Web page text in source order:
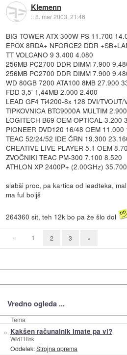
Klemenn
::8. mar 2003, 21:46
BIG TOWER ATX 300W PS 11.700
EPOX 8RDA+ NFORCE2 DDR
TT VOLCANO 9 3.400 4.080
256MB PC2700 DDR DIMM 7.900
256MB PC2700 DDR DIMM 7.900
WD 80GB 7200 ATA100 8MB 27.900
FDD 3,5' 1,44MB 2.000 2.400
LEAD GF4 Ti4200-8x 128 DVI/
TIPKOVNICA BTC9000A MULTIM
LOGITECH B69 OEM OPTICAL 3.200
PIONEER DVD120 16/48 OEM 11.000
TEAC 52/24/52 IDE ČRN 19.300
CREATIVE LIVE PLAYER 5.1 OEM
ZVOČNIKI TEAC PM-300 7.100 8.520
ATHLON XP 2400P+ (2.00GHz)
slabši proc, pa kartica od leadteka,
ma ful boljš
264360 sit, teh 12k bo pa že šlo dol
« 1 2 3 »
Vredno ogleda ...
Tema
» Kakšen računalnik imate pa vi?
WildTHink
Oddelek:Strojna oprema